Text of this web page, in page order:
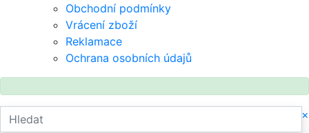
Obchodní podmínky
Vrácení zboží
Reklamace
Ochrana osobních údajů
×